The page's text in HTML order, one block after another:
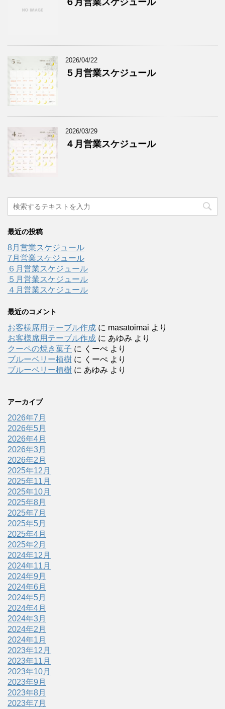
６月営業スケジュール
2026/04/22
５月営業スケジュール
2026/03/29
４月営業スケジュール
最近の投稿
8月営業スケジュール
7月営業スケジュール
６月営業スケジュール
５月営業スケジュール
４月営業スケジュール
最近のコメント
お客様席用テーブル作成 に masatoimai より
お客様席用テーブル作成 に あゆみ より
クーペの焼き菓子 に くーぺ より
ブルーベリー植樹 に くーぺ より
ブルーベリー植樹 に あゆみ より
アーカイブ
2026年7月
2026年5月
2026年4月
2026年3月
2026年2月
2025年12月
2025年11月
2025年10月
2025年8月
2025年7月
2025年5月
2025年4月
2025年2月
2024年12月
2024年11月
2024年9月
2024年6月
2024年5月
2024年4月
2024年3月
2024年2月
2024年1月
2023年12月
2023年11月
2023年10月
2023年9月
2023年8月
2023年7月